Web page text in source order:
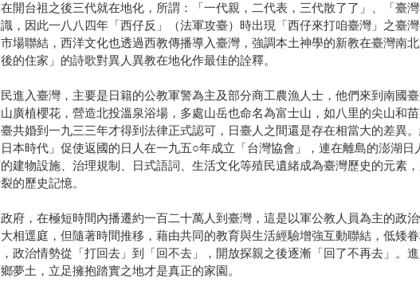
開台祖之後三代就在地化，所謂：「一代親，二代表，三代散了了」、「臺
，因此一八八四年「西仔反」（法軍攻臺）時出現「西仔來打咱臺灣」之臺
場聯結，西洋文化也透過西教傳播導入臺灣，強調本土神學的新教在臺灣南
的住家」的詩歌對異人異教在地化作最佳的詮釋。
進入臺灣，主要是日籍的公教軍警為主及部分商工農漁人士，他們來到南國
廣植櫻花，營造北投溫泉浴場，多處山岳也命名為富士山，如八里的尖山和
共婚到一九三三年才得到法律正式認可，日臺人之間還是存在相當大的差異
本時代」促使返國的日人在一九五○年成立「台灣協會」，連在離島的澎湖
建物設施、治理規制、日式語詞、生活文化等殖民遺緒成為臺灣歷史的元素
的歷史記憶。
府，在極短時間內播遷約一百二十萬人到臺灣，這是以軍公教人員為主的政
相逕庭，但隨著時間推移，藉由共同的教育與生活經驗增強互動聯結，低矮
政治情勢從「打回去」到「回不去」，開放探親之後逐漸「回了不再去」。
夢土，立足擁抱踏實之地才是真正的家園。